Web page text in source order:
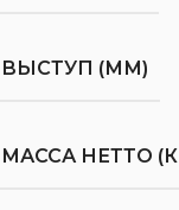
ВЫСТУП (ММ)
МАССА НЕТТО